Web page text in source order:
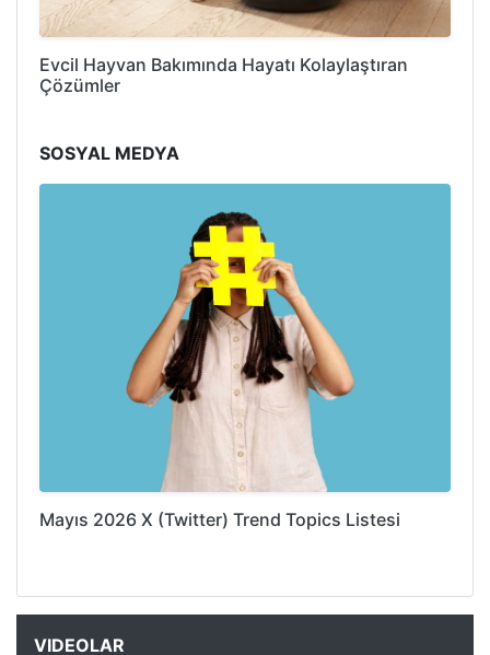
Evcil Hayvan Bakımında Hayatı Kolaylaştıran
Çözümler
SOSYAL MEDYA
Mayıs 2026 X (Twitter) Trend Topics Listesi
VIDEOLAR